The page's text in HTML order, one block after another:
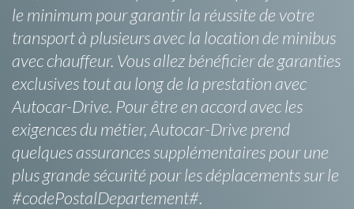
le minimum pour garantir la réussite de votre
transport à plusieurs avec la location de minibus
avec chauffeur. Vous allez bénéficier de garanties
exclusives tout au long de la prestation avec
Autocar-Drive. Pour être en accord avec les
exigences du métier, Autocar-Drive prend
quelques assurances supplémentaires pour une
plus grande sécurité pour les déplacements sur le
#codePostalDepartement#.